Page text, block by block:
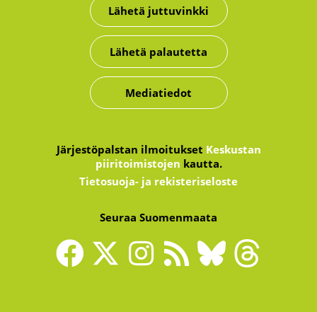
Lähetä juttuvinkki
Lähetä palautetta
Mediatiedot
Järjestöpalstan ilmoitukset Keskustan
piiritoimistojen kautta.
Tietosuoja- ja rekisteriseloste
Seuraa Suomenmaata